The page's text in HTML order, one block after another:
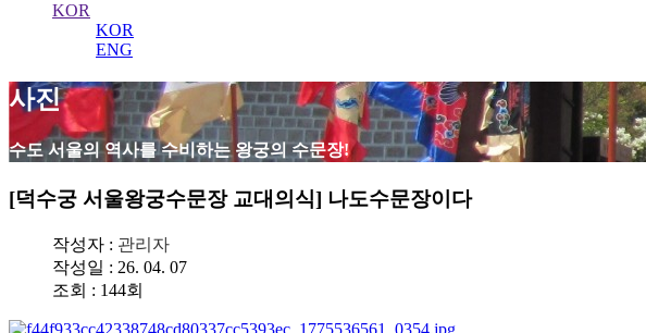
KOR
KOR
ENG
사진
수도 서울의 역사를 수비하는 왕궁의 수문장!
[덕수궁 서울왕궁수문장 교대의식] 나도수문장이다
작성자 : 관리자
작성일 : 26. 04. 07
조회 : 144회